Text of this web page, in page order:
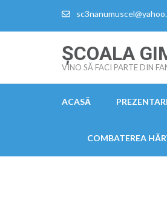
ȘCOALA
VINO SĂ FACI PARTE DIN
ACASĂ
COMBATEREA